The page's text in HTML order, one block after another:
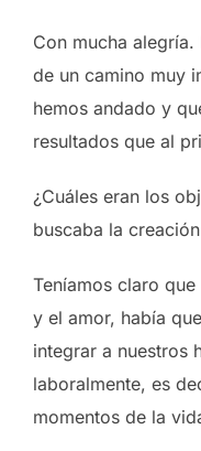
Con mucha
de un camino muy
hemos andado y
resultados que al
¿Cuáles eran los
buscaba la
Teníamos claro
y el amor, había
integrar a nuestros
laboralmente, es
momentos de la